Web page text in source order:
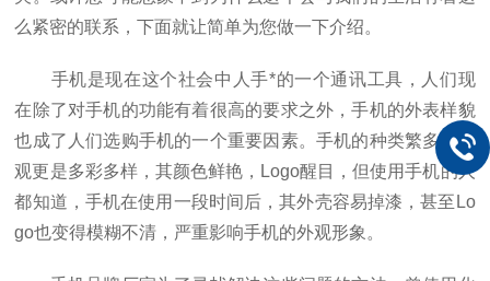
么紧密的联系，下面就让简单为您做一下介绍。
手机是现在这个社会中人手*的一个通讯工具，人们现
在除了对手机的功能有着很高的要求之外，手机的外表样貌
也成了人们选购手机的一个重要因素。手机的种类繁多，外
观更是多彩多样，其颜色鲜艳，Logo醒目，但使用手机的人
都知道，手机在使用一段时间后，其外壳容易掉漆，甚至Lo
go也变得模糊不清，严重影响手机的外观形象。